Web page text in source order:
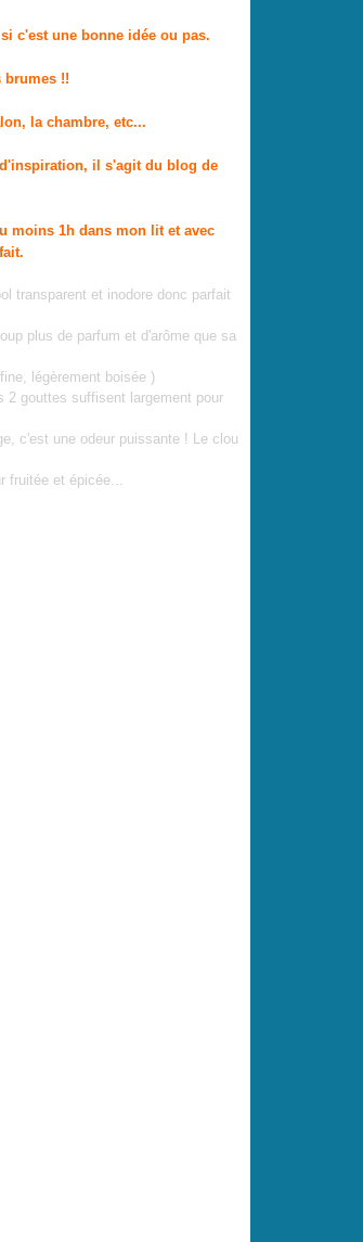
c'est une bonne idée ou pas.
brumes !!
la chambre, etc...
il s'agit du blog de
moins 1h dans mon lit et avec
transparent et inodore donc parfait
plus de parfum et d'arôme que sa
légèrement boisée )
2 gouttes suffisent largement pour
c'est une odeur puissante ! Le clou
fruitée et épicée...